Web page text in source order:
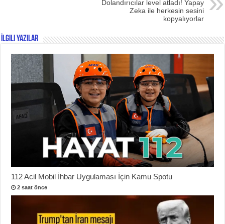
Dolandırıcılar level atladı! Yapay
Zeka ile herkesin sesini
kopyalıyorlar
İlgili Yazılar
112 Acil Mobil İhbar Uygulaması İçin Kamu Spotu
2 saat önce